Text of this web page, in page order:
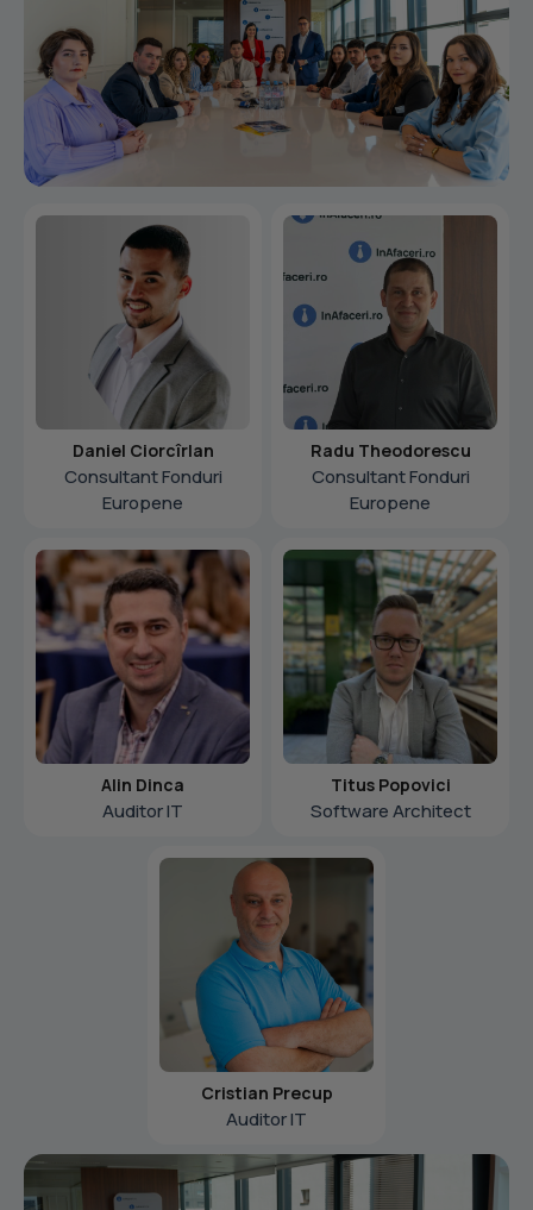
Daniel Ciorcîrlan
Consultant Fonduri
Europene
Radu Theodorescu
Consultant Fonduri
Europene
Alin Dinca
Auditor IT
Titus Popovici
Software Architect
Cristian Precup
Auditor IT